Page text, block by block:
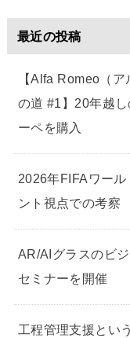
最近の投稿
【Alfa Romeo（
の道 #1】20年越
ーペを購入
2026年FIFAワー
ント視点での考察
AR/AIグラスのビ
セミナーを開催
工程管理支援とい